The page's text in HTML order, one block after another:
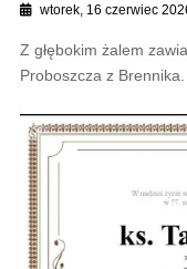
wtorek, 16 czerwiec
Z głębokim żalem
Proboszcza z Brennika.